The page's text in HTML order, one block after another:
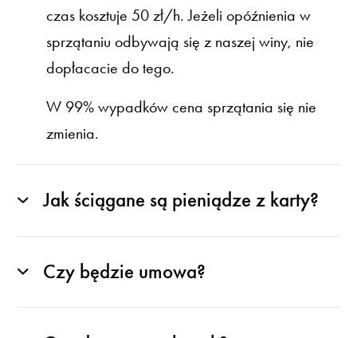
czas kosztuje 50 zł/h. Jeżeli opóźnienia w
sprzątaniu odbywają się z naszej winy, nie
dopłacacie do tego.
W 99% wypadków cena sprzątania się nie
zmienia.
Jak ściągane są pieniądze z karty?
Czy będzie umowa?